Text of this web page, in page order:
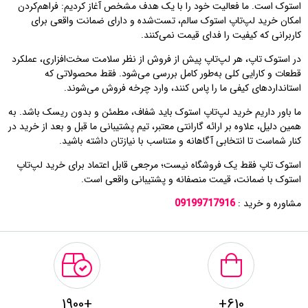
استوک است. ما فعالیت خود را با یک هدف مشخص آغاز کردیم: فراهم‌کردن
امکان خرید لپ‌تاپ استوک سالم، تست‌شده و دارای ضمانت واقعی برای
کاربرانی که کیفیت را فدای قیمت نمی‌کنند.
در استوک تاپ، هر لپ‌تاپ پیش از فروش از نظر سلامت سخت‌افزاری، عملکرد
قطعات و کارایی کلی به‌طور کامل بررسی می‌شود. فقط محصولاتی که
استانداردهای کیفی ما را پاس کنند، وارد چرخه فروش می‌شوند.
ما باور داریم خرید لپ‌تاپ استوک باید شفاف، مطمئن و بدون ریسک باشد. به
همین دلیل، علاوه بر ارائه گارانتی معتبر، تیم پشتیبانی ما قبل و بعد از خرید در
کنار شماست تا انتخابی آگاهانه و متناسب با نیازتان داشته باشید.
استوک تاپ فقط یک فروشگاه نیست؛ مرجعی قابل اعتماد برای خرید لپ‌تاپ
استوک با ضمانت، قیمت منصفانه و پشتیبانی واقعی است.
مشاوره و خرید :09199717916